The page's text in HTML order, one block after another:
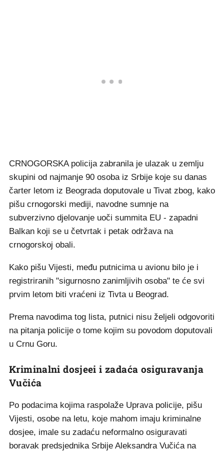
CRNOGORSKA policija zabranila je ulazak u zemlju
skupini od najmanje 90 osoba iz Srbije koje su danas
čarter letom iz Beograda doputovale u Tivat zbog, kako
pišu crnogorski mediji, navodne sumnje na
subverzivno djelovanje uoči summita EU - zapadni
Balkan koji se u četvrtak i petak održava na
crnogorskoj obali.
Kako pišu Vijesti, među putnicima u avionu bilo je i
registriranih "sigurnosno zanimljivih osoba" te će svi
prvim letom biti vraćeni iz Tivta u Beograd.
Prema navodima tog lista, putnici nisu željeli odgovoriti
na pitanja policije o tome kojim su povodom doputovali
u Crnu Goru.
Kriminalni dosjeei i zadaća osiguravanja
Vučića
Po podacima kojima raspolaže Uprava policije, pišu
Vijesti, osobe na letu, koje mahom imaju kriminalne
dosjee, imale su zadaću neformalno osiguravati
boravak predsjednika Srbije Aleksandra Vučića na